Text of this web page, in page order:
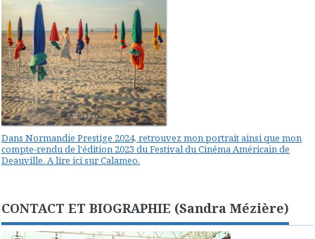
Dans Normandie Prestige 2024, retrouvez mon portrait ainsi que mon
compte-rendu de l'édition 2023 du Festival du Cinéma Américain de
Deauville. A lire ici sur Calameo.
CONTACT ET BIOGRAPHIE (Sandra Mézière)